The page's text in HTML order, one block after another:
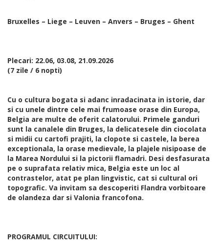
Bruxelles – Liege – Leuven – Anvers – Bruges – Ghent
Plecari: 22.06, 03.08, 21.09.2026
(7 zile / 6 nopti)
Cu o cultura bogata si adanc inradacinata in istorie, dar
si cu unele dintre cele mai frumoase orase din Europa,
Belgia are multe de oferit calatorului. Primele ganduri
sunt la canalele din Bruges, la delicatesele din ciocolata
si midii cu cartofi prajiti, la clopote si castele, la berea
exceptionala, la orase medievale, la plajele nisipoase de
la Marea Nordului si la pictorii flamadri. Desi desfasurata
pe o suprafata relativ mica, Belgia este un loc al
contrastelor, atat pe plan lingvistic, cat si cultural ori
topografic. Va invitam sa descoperiti Flandra vorbitoare
de olandeza dar si Valonia francofona.
PROGRAMUL CIRCUITULUI: